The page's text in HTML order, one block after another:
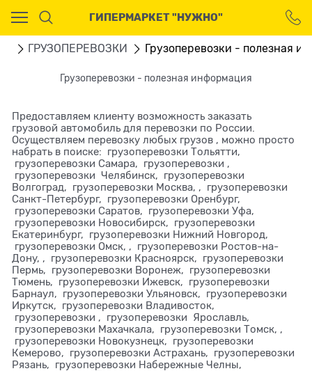
ГИПЕРМАРКЕТ "НУЖНО"
ГРУЗОПЕРЕВОЗКИ Грузоперевозки - полезная
Грузоперевозки - полезная информация
Предоставляем клиенту возможность заказать
грузовой автомобиль для перевозки по России.
Осуществляем перевозку любых грузов , можно просто
набрать в поиске: грузоперевозки Тольятти,
грузоперевозки Самара, грузоперевозки ,
грузоперевозки Челябинск, грузоперевозки
Волгоград, грузоперевозки Москва, , грузоперевозки
Санкт-Петербург, грузоперевозки Оренбург,
грузоперевозки Саратов, грузоперевозки Уфа,
грузоперевозки Новосибирск, грузоперевозки
Екатеринбург, грузоперевозки Нижний Новгород,
грузоперевозки Омск, , грузоперевозки Ростов-на-
Дону, , грузоперевозки Красноярск, грузоперевозки
Пермь, грузоперевозки Воронеж, грузоперевозки
Тюмень, грузоперевозки Ижевск, грузоперевозки
Барнаул, грузоперевозки Ульяновск, грузоперевозки
Иркутск, грузоперевозки Владивосток,
грузоперевозки , грузоперевозки Ярославль,
грузоперевозки Махачкала, грузоперевозки Томск, ,
грузоперевозки Новокузнецк, грузоперевозки
Кемерово, грузоперевозки Астрахань, грузоперевозки
Рязань, грузоперевозки Набережные Челны,
Ваш город - Москва,
угадали?
ДА НЕТ